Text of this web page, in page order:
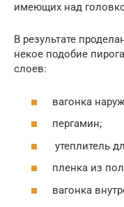
имеющих над
В результате
некое подобие
слоев:
вагонка
пергамин;
утеплитель
пленка из
вагонка